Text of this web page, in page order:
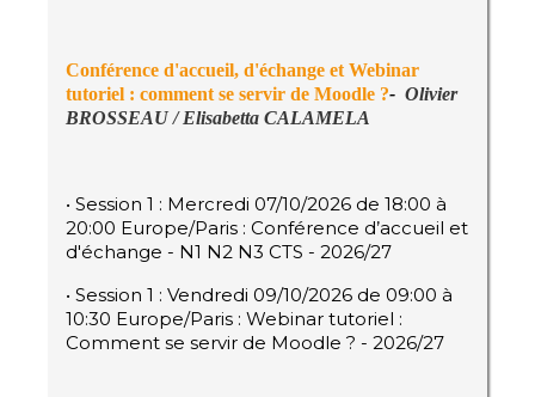
Conférence d'accueil, d'échange et Webinar
tutoriel : comment se servir de Moodle ?- Olivier
BROSSEAU /Elisabetta CALAMELA
• Session 1 : Mercredi 07/10/2026 de 18:00 à
20:00 Europe/Paris : Conférence d’accueil et
d'échange - N1 N2 N3 CTS - 2026/27
• Session 1 : Vendredi 09/10/2026 de 09:00 à
10:30 Europe/Paris : Webinar tutoriel :
Comment se servir de Moodle ? - 2026/27